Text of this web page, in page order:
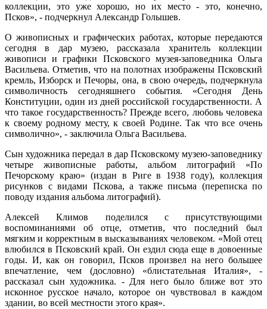
коллекции, это уже хорошо, но их место - это, конечно,
Псков», - подчеркнул Александр Голышев.
О живописных и графических работах, которые передаются
сегодня в дар музею, рассказала хранитель коллекции
живописи и графики Псковского музея-заповедника Ольга
Васильева. Отметив, что на полотнах изображены Псковский
кремль, Изборск и Печоры, она, в свою очередь, подчеркнула
символичность сегодняшнего события. «Сегодня День
Конституции, один из дней российской государственности. А
что такое государственность? Прежде всего, любовь человека
к своему родному месту, к своей Родине. Так что все очень
символично», - заключила Ольга Васильева.
Сын художника передал в дар Псковскому музею-заповеднику
четыре живописные работы, альбом литографий «По
Печорскому краю» (издан в Риге в 1938 году), коллекция
рисунков с видами Пскова, а также письма (переписка по
поводу издания альбома литографий).
Алексей Климов поделился с присутствующими
воспоминаниями об отце, отметив, что последний был
мягким и корректным в высказываниях человеком. «Мой отец
влюбился в Псковский край. Он ездил сюда еще в довоенные
годы. И, как он говорил, Псков произвел на него большее
впечатление, чем (дословно) «блистательная Италия», -
рассказал сын художника. - Для него было ближе вот это
исконное русское начало, которое он чувствовал в каждом
здании, во всей местности этого края».